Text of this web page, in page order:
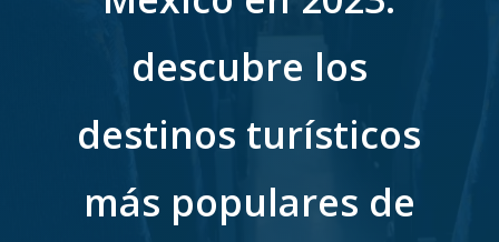
descubre los
destinos turísticos
más populares de